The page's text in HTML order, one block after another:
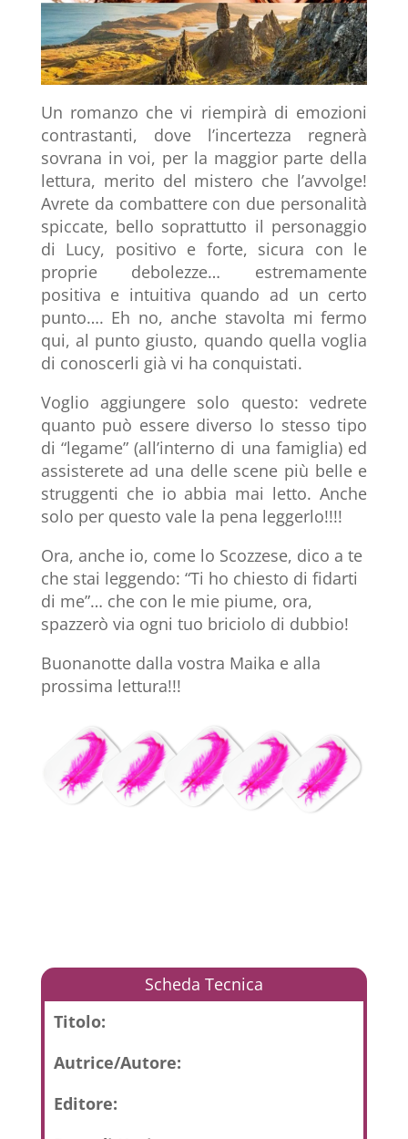
Un romanzo che vi riempirà di emozioni
contrastanti, dove l’incertezza regnerà
sovrana in voi, per la maggior parte della
lettura, merito del mistero che l’avvolge!
Avrete da combattere con due personalità
spiccate, bello soprattutto il personaggio
di Lucy, positivo e forte, sicura con le
proprie debolezze… estremamente
positiva e intuitiva quando ad un certo
punto…. Eh no, anche stavolta mi fermo
qui, al punto giusto, quando quella voglia
di conoscerli già vi ha conquistati.
Voglio aggiungere solo questo: vedrete
quanto può essere diverso lo stesso tipo
di “legame” (all’interno di una famiglia) ed
assisterete ad una delle scene più belle e
struggenti che io abbia mai letto. Anche
solo per questo vale la pena leggerlo!!!!
Ora, anche io, come lo Scozzese, dico a te
che stai leggendo: “Ti ho chiesto di fidarti
di me”… che con le mie piume, ora,
spazzerò via ogni tuo briciolo di dubbio!
Buonanotte dalla vostra Maika e alla
prossima lettura!!!
Scheda Tecnica
Titolo:
Autrice/Autore:
Editore: